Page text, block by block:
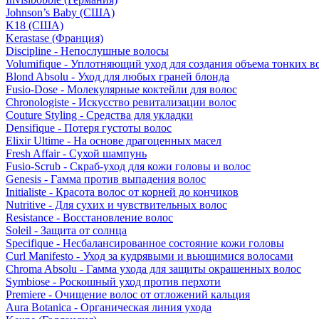
Johnson’s Baby (США)
K18 (США)
Kerastase (Франция)
Discipline - Непослушные волосы
Volumifique - Уплотняющий уход для создания объема тонких
Blond Absolu - Уход для любых граней блонда
Fusio-Dose - Молекулярные коктейли для волос
Chronologiste - Искусство ревитализации волос
Couture Styling - Средства для укладки
Densifique - Потеря густоты волос
Elixir Ultime - На основе драгоценных масел
Fresh Affair - Сухой шампунь
Fusio-Scrub - Скраб-уход для кожи головы и волос
Genesis - Гамма против выпадения волос
Initialiste - Красота волос от корней до кончиков
Nutritive - Для сухих и чувствительных волос
Resistance - Восстановление волос
Soleil - Защита от солнца
Specifique - Несбалансированное состояние кожи головы
Curl Manifesto - Уход за кудрявыми и вьющимися волосами
Chroma Absolu - Гамма ухода для защиты окрашенных волос
Symbiose - Роскошный уход против перхоти
Premiere - Очищение волос от отложений кальция
Aura Botanica - Органическая линия ухода